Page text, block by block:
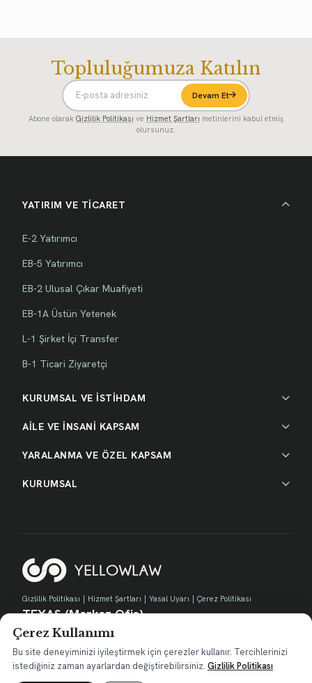
Topluluğumuza Katılın
Devam Et
Abone olarak Gizlilik Politikası ve Hizmet Şartları metinlerini kabul etmiş
olursunuz.
YATIRIM VE TİCARET
E-2 Yatırımcı
EB-5 Yatırımcı
EB-2 Ulusal Çıkar Muafiyeti
EB-1A Üstün Yetenek
L-1 Şirket İçi Transfer
B-1 Ticari Ziyaretçi
KURUMSAL VE İSTİHDAM
AİLE VE İNSANİ KAPSAM
YARALANMA VE ÖZEL KAPSAM
KURUMSAL
Gizlilik Politikası Hizmet Şartları Yasal Uyarı Çerez Politikası
TEXAS (Merkez Ofis)
730 E Park Blvd, Suite 100 Plano, TX 75074
contact@yellow.law
Çerez Kullanımı
Bu site deneyiminizi iyileştirmek için çerezler kullanır. Tercihlerinizi
istediğiniz zaman ayarlardan değiştirebilirsiniz. Gizlilik Politikası